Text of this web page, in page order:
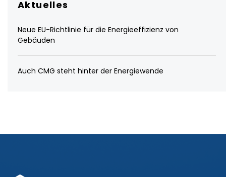
Aktuelles
Neue EU-Richtlinie für die Energieeffizienz von
Gebäuden
Auch CMG steht hinter der Energiewende